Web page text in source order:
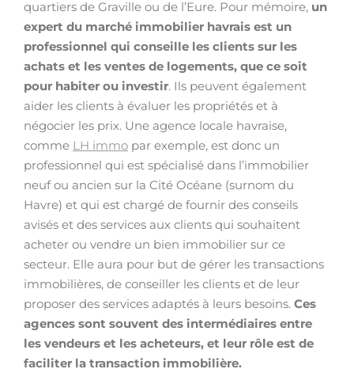
quartiers de Graville ou de l’Eure. Pour mémoire, un
expert du marché immobilier havrais est un
professionnel qui conseille les clients sur les
achats et les ventes de logements, que ce soit
pour habiter ou investir. Ils peuvent également
aider les clients à évaluer les propriétés et à
négocier les prix. Une agence locale havraise,
comme LH immo par exemple, est donc un
professionnel qui est spécialisé dans l’immobilier
neuf ou ancien sur la Cité Océane (surnom du
Havre) et qui est chargé de fournir des conseils
avisés et des services aux clients qui souhaitent
acheter ou vendre un bien immobilier sur ce
secteur. Elle aura pour but de gérer les transactions
immobilières, de conseiller les clients et de leur
proposer des services adaptés à leurs besoins. Ces
agences sont souvent des intermédiaires entre
les vendeurs et les acheteurs, et leur rôle est de
faciliter la transaction immobilière.